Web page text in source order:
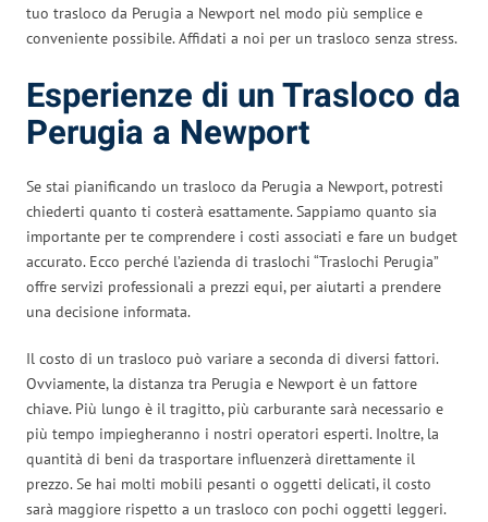
tuo trasloco da Perugia a Newport nel modo più semplice e
conveniente possibile. Affidati a noi per un trasloco senza stress.
Esperienze di un Trasloco da
Perugia a Newport
Se stai pianificando un trasloco da Perugia a Newport, potresti
chiederti quanto ti costerà esattamente. Sappiamo quanto sia
importante per te comprendere i costi associati e fare un budget
accurato. Ecco perché l’azienda di traslochi “Traslochi Perugia”
offre servizi professionali a prezzi equi, per aiutarti a prendere
una decisione informata.
Il costo di un trasloco può variare a seconda di diversi fattori.
Ovviamente, la distanza tra Perugia e Newport è un fattore
chiave. Più lungo è il tragitto, più carburante sarà necessario e
più tempo impiegheranno i nostri operatori esperti. Inoltre, la
quantità di beni da trasportare influenzerà direttamente il
prezzo. Se hai molti mobili pesanti o oggetti delicati, il costo
sarà maggiore rispetto a un trasloco con pochi oggetti leggeri.